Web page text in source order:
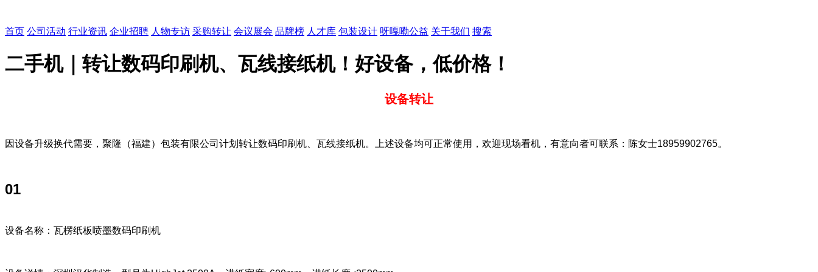
首页 公司活动 行业资讯 企业招聘 人物专访 采购转让 会议展会 品牌榜 人才库 包装设计 呀嘎嘞公益 关于我们 搜索
二手机｜转让数码印刷机、瓦线接纸机！好设备，低价格！
设备转让
因设备升级换代需要，聚隆（福建）包装有限公司计划转让数码印刷机、瓦线接纸机。上述设备均可正常使用，欢迎现场看机，有意向者可联系：陈女士18959902765。
01
设备名称：瓦楞纸板喷墨数码印刷机